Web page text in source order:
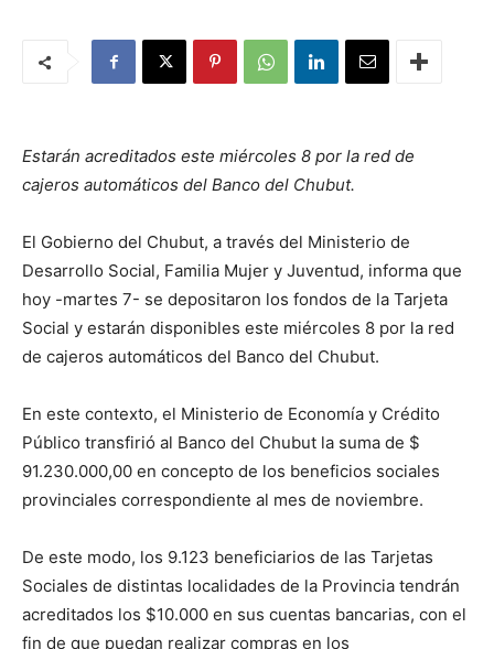
Estarán acreditados este miércoles 8 por la red de
cajeros automáticos del Banco del Chubut.
El Gobierno del Chubut, a través del Ministerio de
Desarrollo Social, Familia Mujer y Juventud, informa que
hoy -martes 7- se depositaron los fondos de la Tarjeta
Social y estarán disponibles este miércoles 8 por la red
de cajeros automáticos del Banco del Chubut.
En este contexto, el Ministerio de Economía y Crédito
Público transfirió al Banco del Chubut la suma de $
91.230.000,00 en concepto de los beneficios sociales
provinciales correspondiente al mes de noviembre.
De este modo, los 9.123 beneficiarios de las Tarjetas
Sociales de distintas localidades de la Provincia tendrán
acreditados los $10.000 en sus cuentas bancarias, con el
fin de que puedan realizar compras en los